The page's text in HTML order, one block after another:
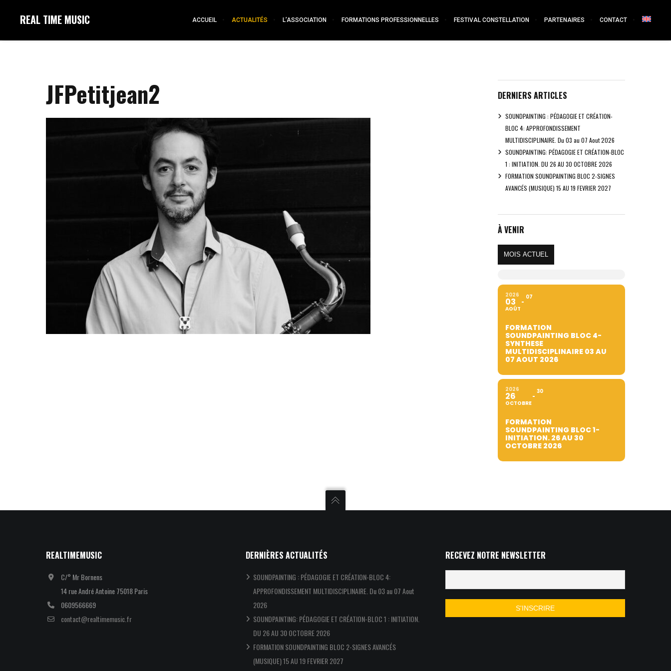
REAL TIME MUSIC ACCUEIL ACTUALITÉS L’ASSOCIATION FORMATIONS PROFESSIONNELLES FESTIVAL CONSTELLATION PARTENAIRES CONTACT
JFPetitjean2 DERNIERS ARTICLES
SOUNDPAINTING : PÉDAGOGIE ET CRÉATION-
BLOC 4: APPROFONDISSEMENT
MULTIDISCIPLINAIRE. Du 03 au 07 Aout 2026
SOUNDPAINTING: PÉDAGOGIE ET CRÉATION-BLOC
1 : INITIATION. DU 26 AU 30 OCTOBRE 2026
FORMATION SOUNDPAINTING BLOC 2-SIGNES
AVANCÉS (MUSIQUE) 15 AU 19 FEVRIER 2027
À VENIR
MOIS ACTUEL
2026
03
AOÛT
07
FORMATION
SOUNDPAINTING BLOC 4-
SYNTHESE
MULTIDISCIPLINAIRE 03 AU
07 AOUT 2026
2026
26
OCTOBRE
30
FORMATION
SOUNDPAINTING BLOC 1-
INITIATION. 26 AU 30
OCTOBRE 2026
REALTIMEMUSIC
C/° Mr Bornens
14 rue André Antoine 75018 Paris
0609566669
contact@realtimemusic.fr
DERNIÈRES ACTUALITÉS
SOUNDPAINTING : PÉDAGOGIE ET CRÉATION-BLOC 4:
APPROFONDISSEMENT MULTIDISCIPLINAIRE. Du 03 au 07 Aout
2026
SOUNDPAINTING: PÉDAGOGIE ET CRÉATION-BLOC 1 : INITIATION.
DU 26 AU 30 OCTOBRE 2026
FORMATION SOUNDPAINTING BLOC 2-SIGNES AVANCÉS
(MUSIQUE) 15 AU 19 FEVRIER 2027
RECEVEZ NOTRE NEWSLETTER